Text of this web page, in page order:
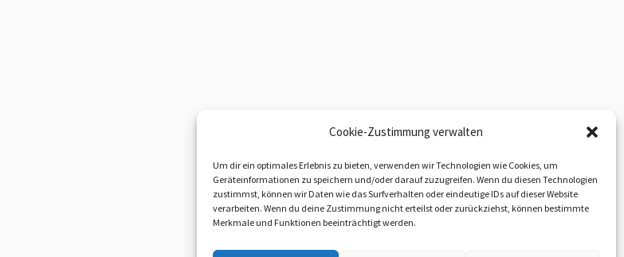
Cookie-Zustimmung verwalten
Um dir ein optimales Erlebnis zu bieten, verwenden wir Technologien wie Cookies, um
Geräteinformationen zu speichern und/oder darauf zuzugreifen. Wenn du diesen Technologien
zustimmst, können wir Daten wie das Surfverhalten oder eindeutige IDs auf dieser Website
verarbeiten. Wenn du deine Zustimmung nicht erteilst oder zurückziehst, können bestimmte
Merkmale und Funktionen beeinträchtigt werden.